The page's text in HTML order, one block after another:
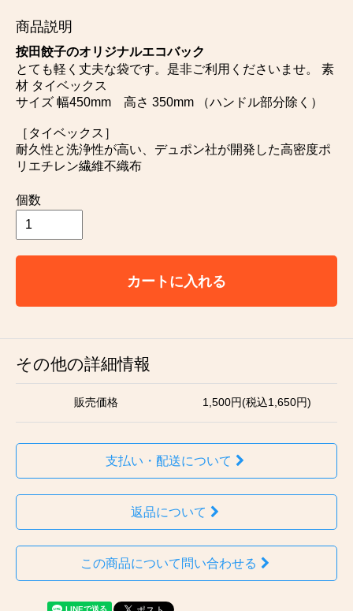
商品説明
按田餃子のオリジナルエコバック
とても軽く丈夫な袋です。是非ご利用くださいませ。 素
材 タイベックス
サイズ 幅450mm 高さ 350mm （ハンドル部分除く）
［タイベックス］
耐久性と洗浄性が高い、デュポン社が開発した高密度ポ
リエチレン繊維不織布
個数
カートに入れる
その他の詳細情報
販売価格 1,500円(税込1,650円)
支払い・配送について
返品について
この商品について問い合わせる